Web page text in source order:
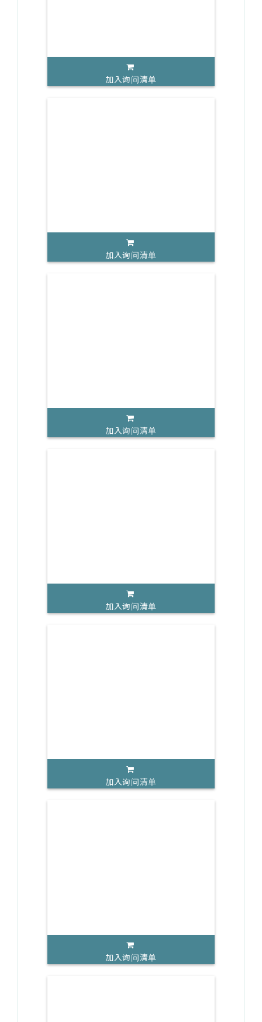
加入询问清单
加入询问清单
加入询问清单
加入询问清单
加入询问清单
加入询问清单